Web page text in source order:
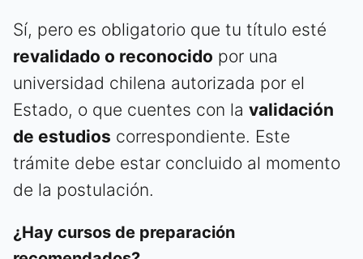
Sí, pero es obligatorio que tu título esté
revalidado o reconocido por una
universidad chilena autorizada por el
Estado, o que cuentes con la validación
de estudios correspondiente. Este
trámite debe estar concluido al momento
de la postulación.
¿Hay cursos de preparación